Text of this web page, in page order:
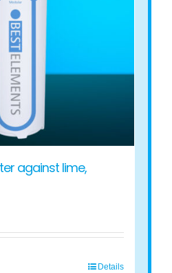
against lime,
Details